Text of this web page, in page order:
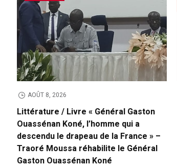
AOÛT 8, 2026
Littérature / Livre « Général Gaston
Ouassénan Koné, l’homme qui a
descendu le drapeau de la France » –
Traoré Moussa réhabilite le Général
Gaston Ouassénan Koné